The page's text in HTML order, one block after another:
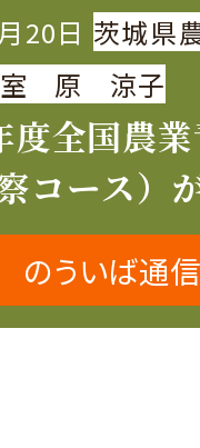
20日 茨城県
室 原 涼子
度全国農
コース）
のういば通